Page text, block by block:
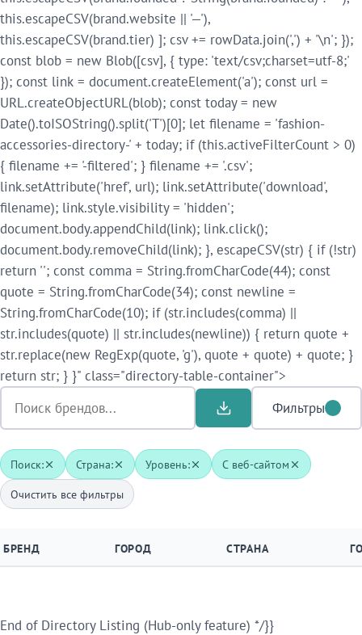
this.escapeCSV(brand.website || '—'),
this.escapeCSV(brand.tier) ]; csv += rowData.join(',') + '\n'; });
const blob = new Blob([csv], { type: 'text/csv;charset=utf-8;'
}); const link = document.createElement('a'); const url =
URL.createObjectURL(blob); const today = new
Date().toISOString().split('T')[0]; let filename = 'fashion-
accessories-directory-' + today; if (this.activeFilterCount > 0)
{ filename += '-filtered'; } filename += '.csv';
link.setAttribute('href', url); link.setAttribute('download',
filename); link.style.visibility = 'hidden';
document.body.appendChild(link); link.click();
document.body.removeChild(link); }, escapeCSV(str) { if (!str)
return ''; const comma = String.fromCharCode(44); const
quote = String.fromCharCode(34); const newline =
String.fromCharCode(10); if (str.includes(comma) ||
str.includes(quote) || str.includes(newline)) { return quote +
str.replace(new RegExp(quote, 'g'), quote + quote) + quote; }
return str; } }" class="directory-table-container">
Фильтры
Поиск: Страна: Уровень:
С веб-сайтом
Очистить все фильтры
БРЕНД ГОРОД СТРАНА
End of Directory Listing (Hub-only feature) */}}